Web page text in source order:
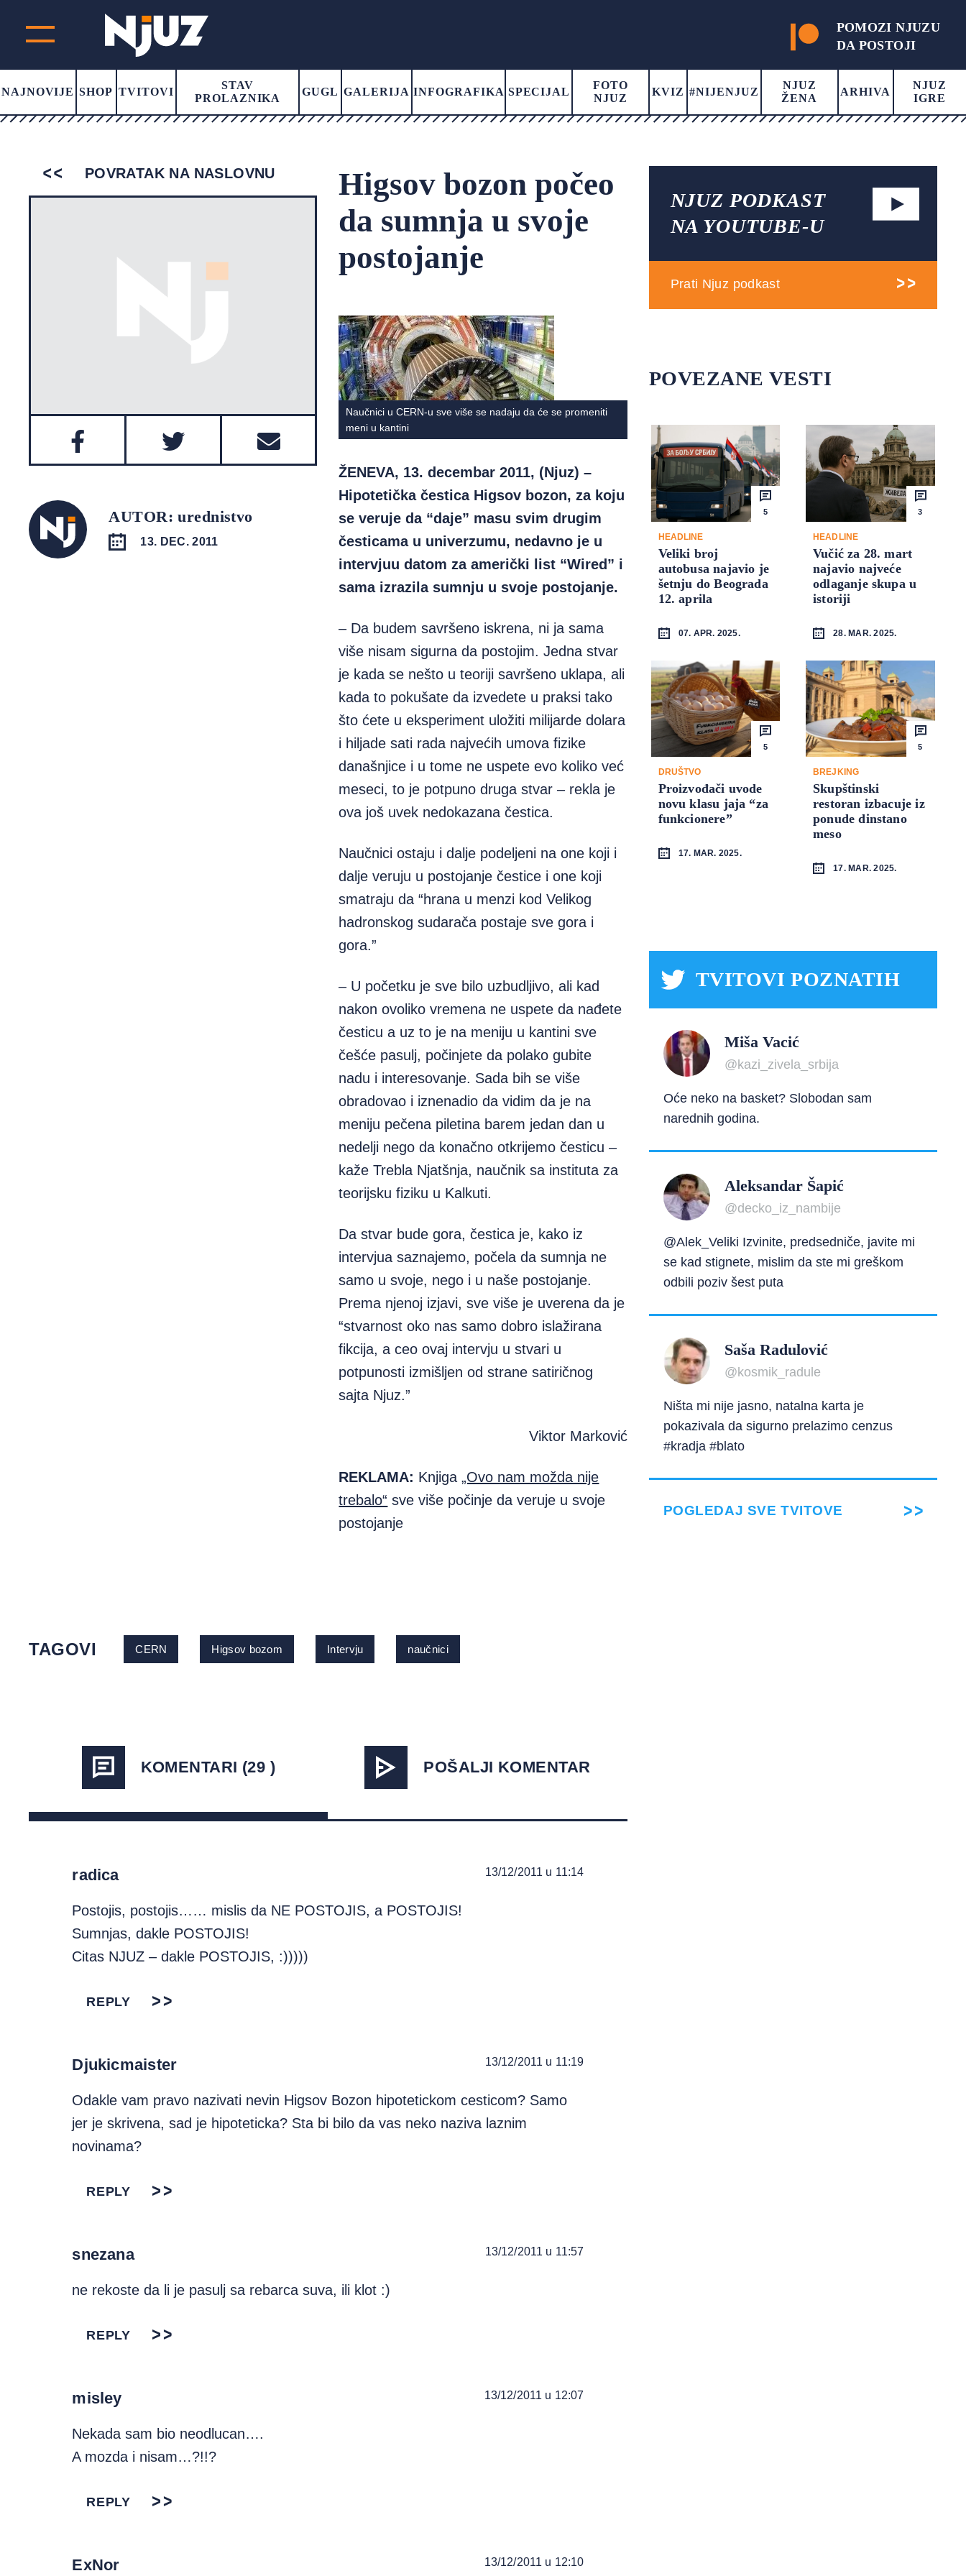
POMOZI NJUZU
DA POSTOJI
NAJNOVIJE SHOP TVITOVI
STAV
PROLAZNIKA
GUGL GALERIJA INFOGRAFIKA SPECIJAL
FOTO
NJUZ
KVIZ #NIJENJUZ
NJUZ
ŽENA
ARHIVA
NJUZ
IGRE
POVRATAK NA NASLOVNU
AUTOR: urednistvo
13. DEC. 2011
Higsov bozon počeo
da sumnja u svoje
postojanje
Naučnici u CERN-u sve više se nadaju da će se promeniti
meni u kantini
ŽENEVA, 13. decembar 2011, (Njuz) –
Hipotetička čestica Higsov bozon, za koju
se veruje da “daje” masu svim drugim
česticama u univerzumu, nedavno je u
intervjuu datom za američki list “Wired” i
sama izrazila sumnju u svoje postojanje.
– Da budem savršeno iskrena, ni ja sama
više nisam sigurna da postojim. Jedna stvar
je kada se nešto u teoriji savršeno uklapa, ali
kada to pokušate da izvedete u praksi tako
što ćete u eksperiment uložiti milijarde dolara
i hiljade sati rada najvećih umova fizike
današnjice i u tome ne uspete evo koliko već
meseci, to je potpuno druga stvar – rekla je
ova još uvek nedokazana čestica.
Naučnici ostaju i dalje podeljeni na one koji i
dalje veruju u postojanje čestice i one koji
smatraju da “hrana u menzi kod Velikog
hadronskog sudarača postaje sve gora i
gora.”
– U početku je sve bilo uzbudljivo, ali kad
nakon ovoliko vremena ne uspete da nađete
česticu a uz to je na meniju u kantini sve
češće pasulj, počinjete da polako gubite
nadu i interesovanje. Sada bih se više
obradovao i iznenadio da vidim da je na
meniju pečena piletina barem jedan dan u
nedelji nego da konačno otkrijemo česticu –
kaže Trebla Njatšnja, naučnik sa instituta za
teorijsku fiziku u Kalkuti.
Da stvar bude gora, čestica je, kako iz
intervjua saznajemo, počela da sumnja ne
samo u svoje, nego i u naše postojanje.
Prema njenoj izjavi, sve više je uverena da je
“stvarnost oko nas samo dobro islažirana
fikcija, a ceo ovaj intervju u stvari u
potpunosti izmišljen od strane satiričnog
sajta Njuz.”
Viktor Marković
REKLAMA: Knjiga„Ovo nam možda nije
trebalo“ sve više počinje da veruje u svoje
postojanje
TAGOVI CERN Higsov bozom Intervju naučnici
KOMENTARI (29 ) POŠALJI KOMENTAR
radica 13/12/2011 u 11:14
Postojis, postojis…… mislis da NE POSTOJIS, a POSTOJIS!
Sumnjas, dakle POSTOJIS!
Citas NJUZ – dakle POSTOJIS, :)))))
REPLY
Djukicmaister 13/12/2011 u 11:19
Odakle vam pravo nazivati nevin Higsov Bozon hipotetickom cesticom? Samo
jer je skrivena, sad je hipoteticka? Sta bi bilo da vas neko naziva laznim
novinama?
REPLY
snezana 13/12/2011 u 11:57
ne rekoste da li je pasulj sa rebarca suva, ili klot :)
REPLY
misley 13/12/2011 u 12:07
Nekada sam bio neodlucan….
A mozda i nisam…?!!?
REPLY
ExNor 13/12/2011 u 12:10
NJUZ PODKAST
NA YOUTUBE-U
Prati Njuz podkast
POVEZANE VESTI
5
HEADLINE
Veliki broj
autobusa najavio je
šetnju do Beograda
12. aprila
07. APR. 2025.
3
HEADLINE
Vučić za 28. mart
najavio najveće
odlaganje skupa u
istoriji
28. MAR. 2025.
5
DRUŠTVO
Proizvođači uvode
novu klasu jaja “za
funkcionere”
17. MAR. 2025.
5
BREJKING
Skupštinski
restoran izbacuje iz
ponude dinstano
meso
17. MAR. 2025.
TVITOVI POZNATIH
Miša Vacić
@kazi_zivela_srbija
Oće neko na basket? Slobodan sam
narednih godina.
Aleksandar Šapić
@decko_iz_nambije
@Alek_Veliki Izvinite, predsedniče, javite mi
se kad stignete, mislim da ste mi greškom
odbili poziv šest puta
Saša Radulović
@kosmik_radule
Ništa mi nije jasno, natalna karta je
pokazivala da sigurno prelazimo cenzus
#kradja #blato
POGLEDAJ SVE TVITOVE